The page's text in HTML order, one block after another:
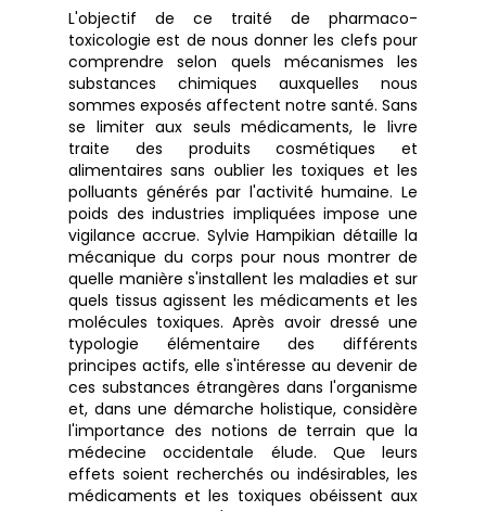
L'objectif de ce traité de pharmaco-
toxicologie est de nous donner les clefs pour
comprendre selon quels mécanismes les
substances chimiques auxquelles nous
sommes exposés affectent notre santé. Sans
se limiter aux seuls médicaments, le livre
traite des produits cosmétiques et
alimentaires sans oublier les toxiques et les
polluants générés par l'activité humaine. Le
poids des industries impliquées impose une
vigilance accrue. Sylvie Hampikian détaille la
mécanique du corps pour nous montrer de
quelle manière s'installent les maladies et sur
quels tissus agissent les médicaments et les
molécules toxiques. Après avoir dressé une
typologie élémentaire des différents
principes actifs, elle s'intéresse au devenir de
ces substances étrangères dans l'organisme
et, dans une démarche holistique, considère
l'importance des notions de terrain que la
médecine occidentale élude. Que leurs
effets soient recherchés ou indésirables, les
médicaments et les toxiques obéissent aux